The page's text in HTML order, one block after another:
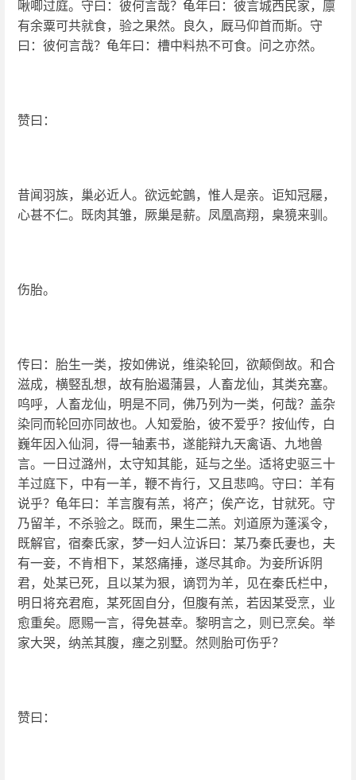
啾唧过庭。守曰：彼何言哉？龟年曰：彼言城西民家，廪
有余粟可共就食，验之果然。良久，厩马仰首而斯。守
曰：彼何言哉？龟年曰：槽中料热不可食。问之亦然。
赞曰：
昔闻羽族，巢必近人。欲远蛇鸇，惟人是亲。讵知冠屦，
心甚不仁。既肉其雏，厥巢是薪。凤凰高翔，臬獍来驯。
伤胎。
传曰：胎生一类，按如佛说，维染轮回，欲颠倒故。和合
滋成，横竪乱想，故有胎遏蒲昙，人畜龙仙，其类充塞。
呜呼，人畜龙仙，明是不同，佛乃列为一类，何哉？盖杂
染同而轮回亦同故也。人知爱胎，彼不爱乎？按仙传，白
巍年因入仙洞，得一轴素书，遂能辩九天禽语、九地兽
言。一日过潞州，太守知其能，延与之坐。适将史驱三十
羊过庭下，中有一羊，鞭不肯行，又且悲鸣。守曰：羊有
说乎？龟年曰：羊言腹有羔，将产；俟产讫，甘就死。守
乃留羊，不杀验之。既而，果生二羔。刘道原为蓬溪令，
既解官，宿秦氏家，梦一妇人泣诉曰：某乃秦氏妻也，夫
有一妾，不肯相下，某怒痛捶，遂尽其命。为妾所诉阴
君，处某已死，且以某为狠，谪罚为羊，见在秦氏栏中，
明日将充君庖，某死固自分，但腹有羔，若因某受烹，业
愈重矣。愿赐一言，得免甚幸。黎明言之，则已烹矣。举
家大哭，纳羔其腹，瘗之别墅。然则胎可伤乎？
赞曰：